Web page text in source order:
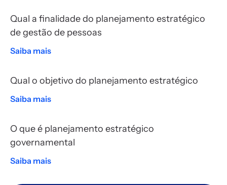
Qual a finalidade do planejamento estratégico
de gestão de pessoas
Saiba mais
Qual o objetivo do planejamento estratégico
Saiba mais
O que é planejamento estratégico
governamental
Saiba mais